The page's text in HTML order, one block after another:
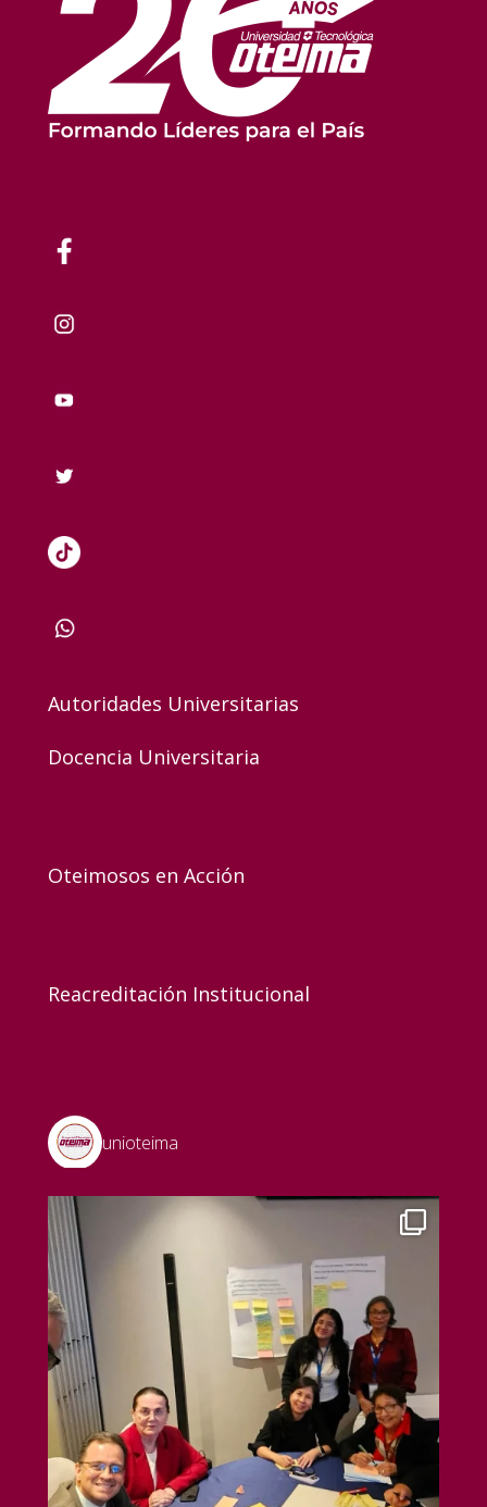
Autoridades Universitarias
Docencia Universitaria
Oteimosos en Acción
Reacreditación Institucional
unioteima